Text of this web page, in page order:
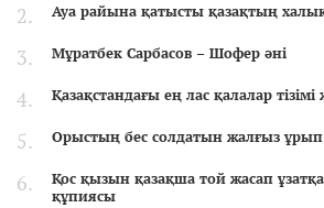
Ауа райына қатысты қазақтың
Мұратбек Сарбасов – Шофер әні
Қазақстандағы ең лас қалалар
Орыстың бес солдатын жалғыз
Қос қызын қазақша той жасап
құпиясы